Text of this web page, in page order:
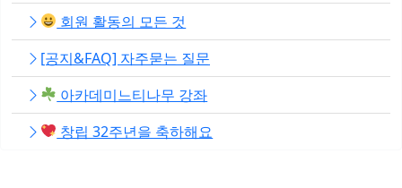
회원 활동의 모든 것
[공지&FAQ] 자주묻는 질문
아카데미느티나무 강좌
창립 32주년을 축하해요